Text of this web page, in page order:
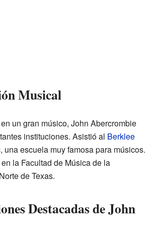
Musical
un gran músico, John Abercrombie
instituciones. Asistió al Berklee
, una escuela muy famosa para músicos.
la Facultad de Música de la
de Texas.
Destacadas de John